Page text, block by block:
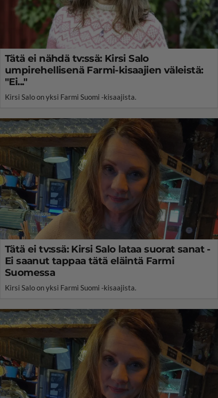
Tätä ei nähdä tv:ssä: Kirsi Salo
umpirehellisenä Farmi-kisaajien väleistä:
"Ei..."
Kirsi Salo on yksi Farmi Suomi -kisaajista.
Tätä ei tv:ssä: Kirsi Salo lataa suorat sanat -
Ei saanut tappaa tätä eläintä Farmi
Suomessa
Kirsi Salo on yksi Farmi Suomi -kisaajista.